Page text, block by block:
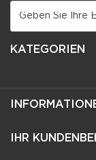
KATEGORIEN
IHR